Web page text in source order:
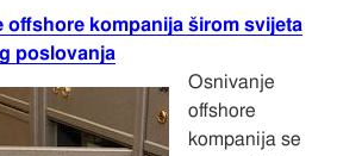
offshore kompanija širom svijeta
poslovanja
Osnivanje
offshore
kompanija se